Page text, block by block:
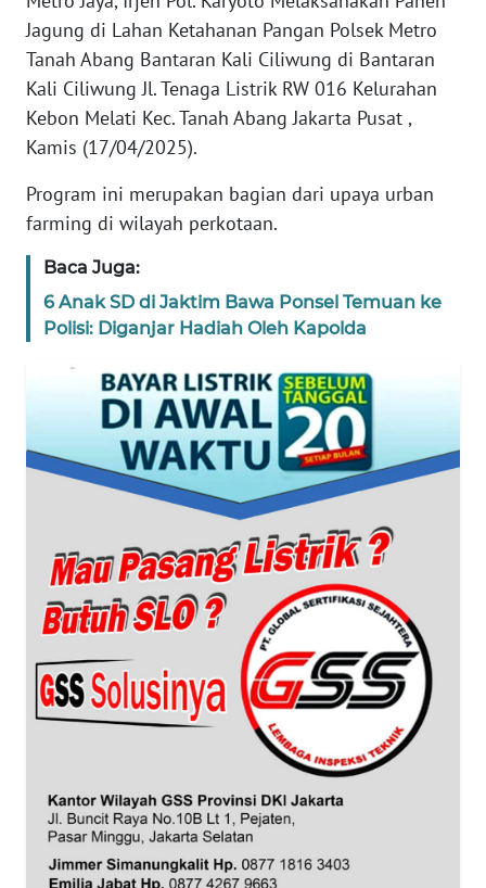
Jagung di Lahan Ketahanan Pangan Polsek Metro
Tanah Abang Bantaran Kali Ciliwung di Bantaran
Kali Ciliwung Jl. Tenaga Listrik RW 016 Kelurahan
Kebon Melati Kec. Tanah Abang Jakarta Pusat ,
Kamis (17/04/2025).
Program ini merupakan bagian dari upaya urban
farming di wilayah perkotaan.
Baca Juga:
6 Anak SD di Jaktim Bawa Ponsel Temuan ke
Polisi: Diganjar Hadiah Oleh Kapolda
REDAKSI
KARIR
DISCLAIMER
Wahana
News
Regional
WN
SUMUT
WN
WN
JABAR
BANTEN
WN
NTT
WN
KEPRI
PAPUA
WN
PAPUA